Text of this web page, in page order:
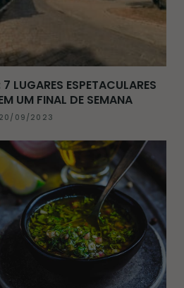
LUGARES ESPETACULARES
UM FINAL DE SEMANA
20/09/2023